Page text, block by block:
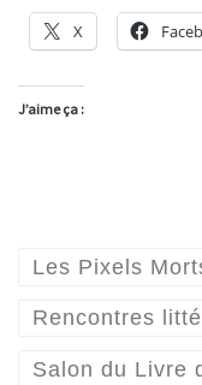
X
J’aime ça :
Les Pixels
Rencontres
Salon du Livre